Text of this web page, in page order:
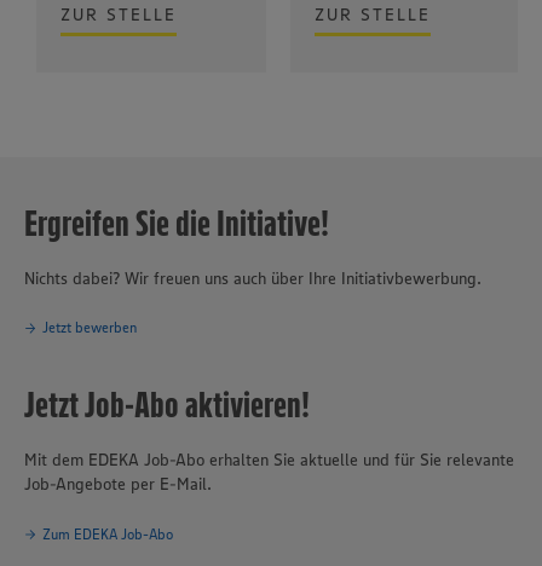
ZUR STELLE ZUR STELLE
Ergreifen Sie die Initiative!
Nichts dabei? Wir freuen uns auch über Ihre Initiativbewerbung.
Jetzt bewerben
Jetzt Job-Abo aktivieren!
Mit dem EDEKA Job-Abo erhalten Sie aktuelle und für Sie relevante
Job-Angebote per E-Mail.
Zum EDEKA Job-Abo